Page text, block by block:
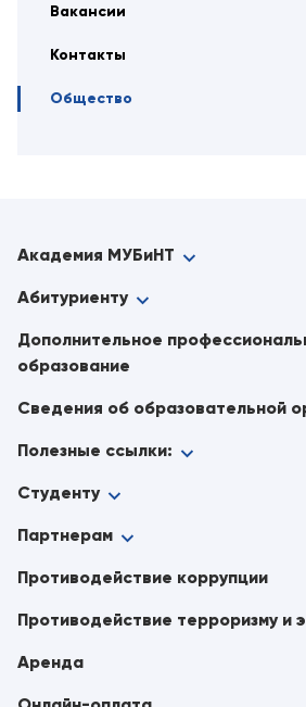
Вакансии
Контакты
Общество
Академия МУБиНТ
Абитуриенту
Дополнительное
образование
Сведения об образовательной
Полезные ссылки:
Студенту
Партнерам
Противодействие коррупции
Противодействие терроризму и
Аренда